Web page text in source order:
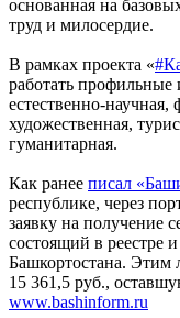
основанная на
труд и милосердие.
В рамках проекта «
работать профильные
естественно-научная,
художественная,
гуманитарная.
Как ранее писал
республике, через
заявку на получение
состоящий в реестре
Башкортостана. Этим
15 361,5 руб.,
www.bashinform.ru